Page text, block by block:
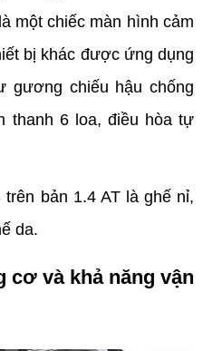
một chiếc màn hình cảm
bị khác được ứng dụng
gương chiếu hậu chống
thanh 6 loa, điều hòa tự
bản 1.4 AT là ghế nỉ,
da.
cơ và khả năng vận